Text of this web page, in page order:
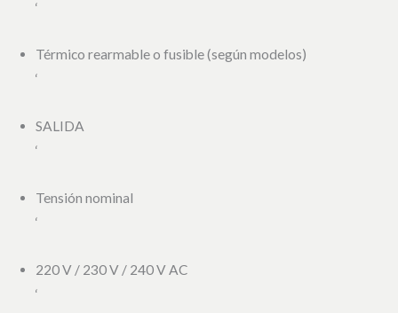
‘
Térmico rearmable o fusible (según modelos)
‘
SALIDA
‘
Tensión nominal
‘
220 V / 230 V / 240 V AC
‘